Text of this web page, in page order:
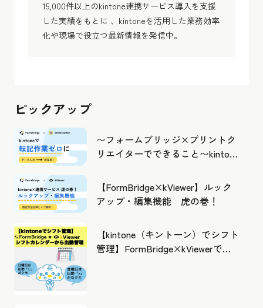
15,000件以上のkintone連携サービス導入を支援
した実績をもとに 、kintoneを活用した業務効率
化や現場で役立つ最新情報を発信中。
ピックアップ
〜フォームブリッジ×プリントク
リエイターでできること〜kintone
【FormBridge×kViewer】ルック
アップ・編集機能 虎の巻！
【kintone（キントーン）でシフト
管理】FormBridge×kViewerで作